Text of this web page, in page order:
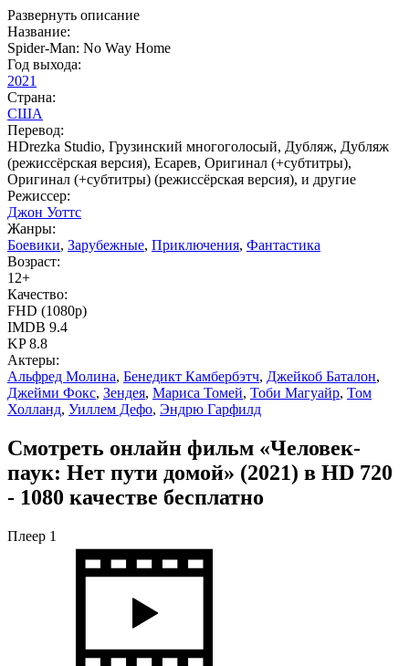
Развернуть описание
Название:
Spider-Man: No Way Home
Год выхода:
2021
Страна:
США
Перевод:
HDrezka Studio, Грузинский многоголосый, Дубляж, Дубляж
(режиссёрская версия), Есарев, Оригинал (+субтитры),
Оригинал (+субтитры) (режиссёрская версия), и другие
Режиссер:
Джон Уоттс
Жанры:
Боевики, Зарубежные, Приключения, Фантастика
Возраст:
12+
Качество:
FHD (1080p)
IMDB 9.4
KP8.8
Актеры:
Альфред Молина, Бенедикт Камбербэтч, Джейкоб Баталон,
Джейми Фокс, Зендея, Мариса Томей, Тоби Магуайр, Том
Холланд, Уиллем Дефо, Эндрю Гарфилд
Смотреть онлайн фильм «Человек-
паук: Нет пути домой» (2021) в HD 720
- 1080 качестве бесплатно
Плеер 1